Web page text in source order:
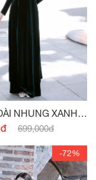
NHUNG XANH
699,000đ
-72%